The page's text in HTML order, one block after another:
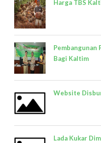
Harga TBS
Pembangunan
Bagi Kaltim
Website
Lada Kukar